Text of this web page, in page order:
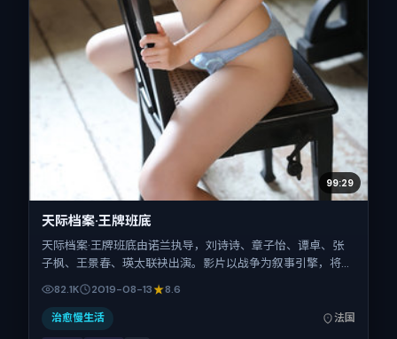
99:29
天际档案·王牌班底
天际档案·王牌班底由诺兰执导，刘诗诗、章子怡、谭卓、张
子枫、王景春、瑛太联袂出演。影片以战争为叙事引擎，将故
事锚定在法国，借跨文化视角下的群像碰撞推进人物抉择与反
转。2019年8月13日于法国首映（暑期档），片长129分钟，
适合喜欢强情节与细腻表演的观众。
82.1K 2019-08-13 8.6
治愈慢生活 法国